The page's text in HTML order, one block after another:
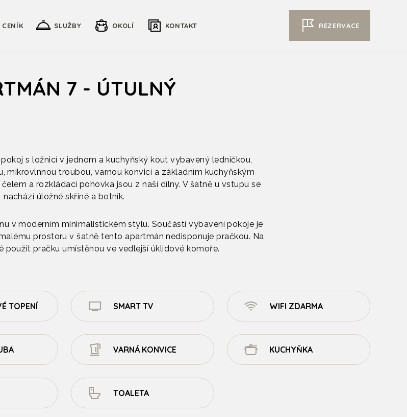
CENÍK SLUŽBY OKOLÍ KONTAKT REZERVACE
7 - ÚTULNÝ
s ložnicí v jednom a kuchyňský kout vybavený ledničkou,
mikrovlnnou troubou, varnou konvicí a základním kuchyňským
a rozkládací pohovka jsou z naší dílny. V šatně u vstupu se
nachází úložné skříně a botník.
v moderním minimalistickém stylu. Součástí vybavení pokoje je
prostoru v šatně tento apartmán nedisponuje pračkou. Na
použít pračku umístěnou ve vedlejší úklidové komoře.
TOPENÍ SMART TV WIFI ZDARMA
VARNÁ KONVICE KUCHYŇKA
TOALETA